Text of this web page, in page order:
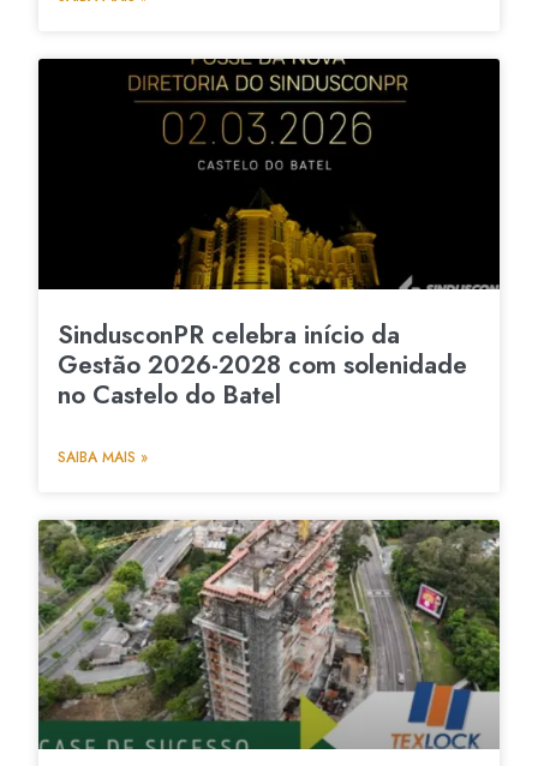
SindusconPR celebra início da
Gestão 2026-2028 com solenidade
no Castelo do Batel
SAIBA MAIS »